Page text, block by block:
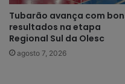
Tubarão avança com
resultados na etapa
Regional Sul da Olesc
agosto 7, 2026